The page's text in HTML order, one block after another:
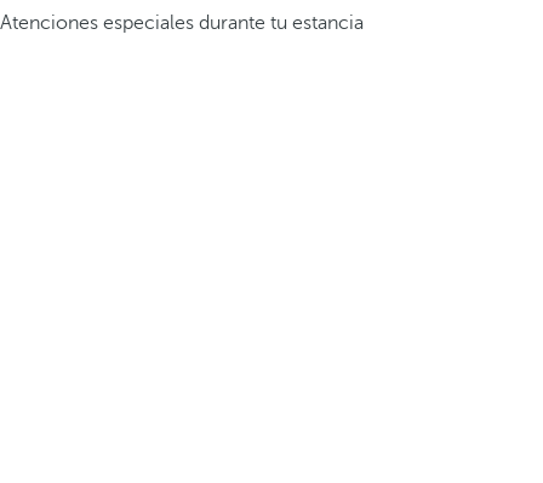
Atenciones especiales durante tu estancia